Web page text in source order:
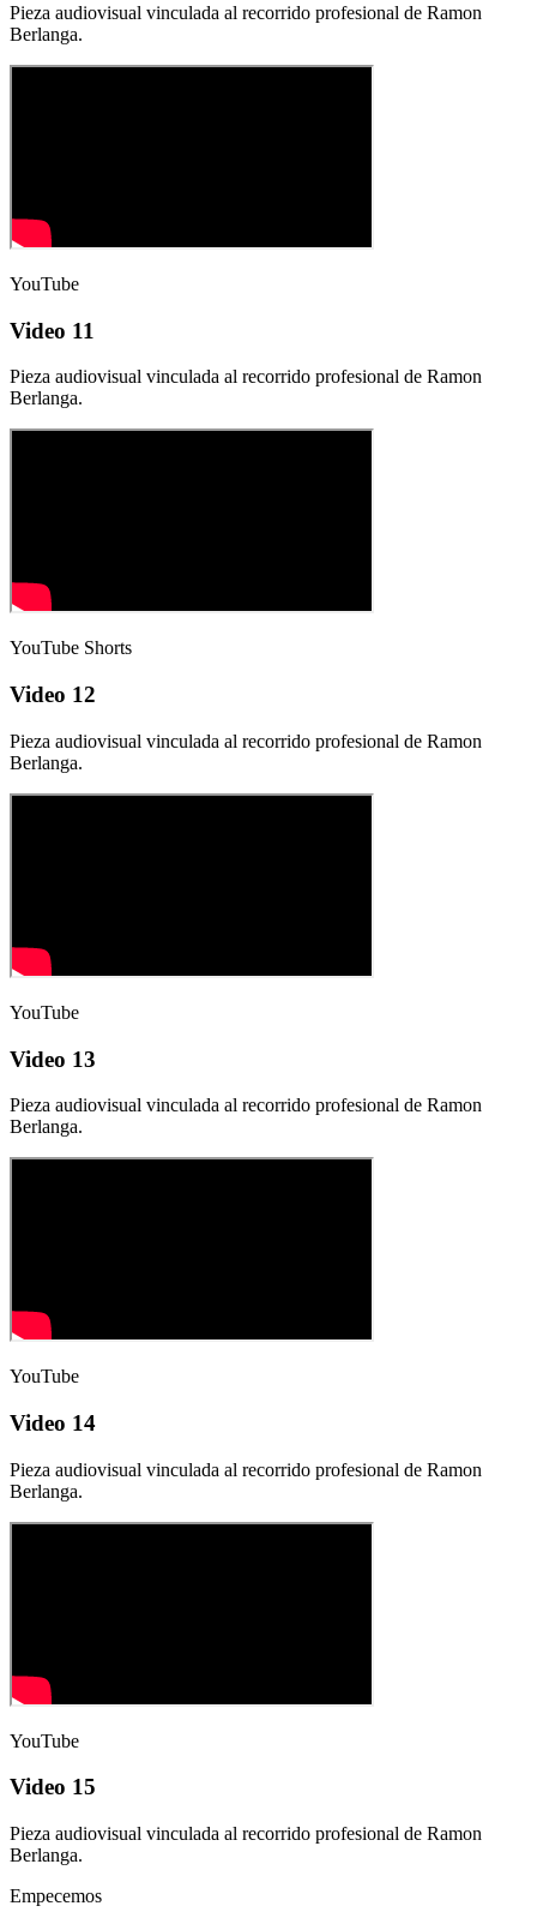
Pieza audiovisual vinculada al recorrido profesional de Ramon
Berlanga.
YouTube
Video 11
Pieza audiovisual vinculada al recorrido profesional de Ramon
Berlanga.
YouTube Shorts
Video 12
Pieza audiovisual vinculada al recorrido profesional de Ramon
Berlanga.
YouTube
Video 13
Pieza audiovisual vinculada al recorrido profesional de Ramon
Berlanga.
YouTube
Video 14
Pieza audiovisual vinculada al recorrido profesional de Ramon
Berlanga.
YouTube
Video 15
Pieza audiovisual vinculada al recorrido profesional de Ramon
Berlanga.
Empecemos